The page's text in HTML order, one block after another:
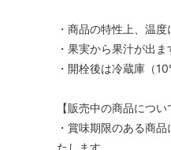
・商品の特性上、温
・果実から果汁が出
・開栓後は冷蔵庫（
【販売中の商品につい
・賞味期限のある商
たします。